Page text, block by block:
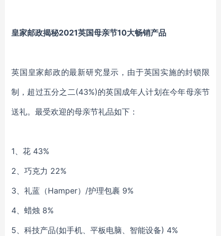
皇家邮政揭秘2021英国母亲节10大畅销产品
英国皇家邮政的最新研究显示，由于英国实施的封锁限
制，超过五分之二(43%)的英国成年人计划在今年母亲节
送礼。最受欢迎的母亲节礼品如下：
1、花 43%
2、巧克力 22%
3、礼蓝（Hamper）/护理包裹 9%
4、蜡烛 8%
5、科技产品(如手机、平板电脑、智能设备) 4%